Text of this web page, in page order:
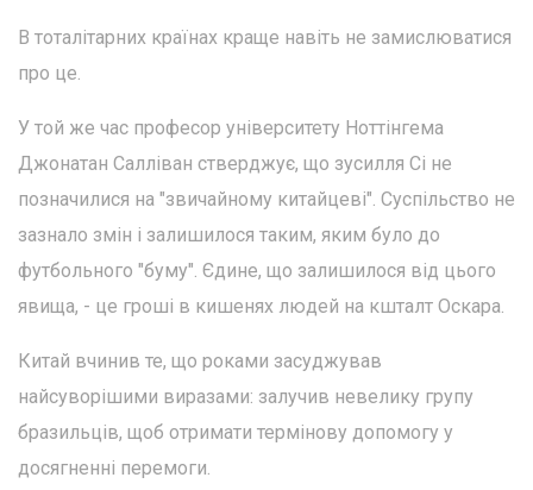
В тоталітарних країнах краще навіть не замислюватися
про це.
У той же час професор університету Ноттінгема
Джонатан Салліван стверджує, що зусилля Сі не
позначилися на "звичайному китайцеві". Суспільство не
зазнало змін і залишилося таким, яким було до
футбольного "буму". Єдине, що залишилося від цього
явища, - це гроші в кишенях людей на кшталт Оскара.
Китай вчинив те, що роками засуджував
найсуворішими виразами: залучив невелику групу
бразильців, щоб отримати термінову допомогу у
досягненні перемоги.